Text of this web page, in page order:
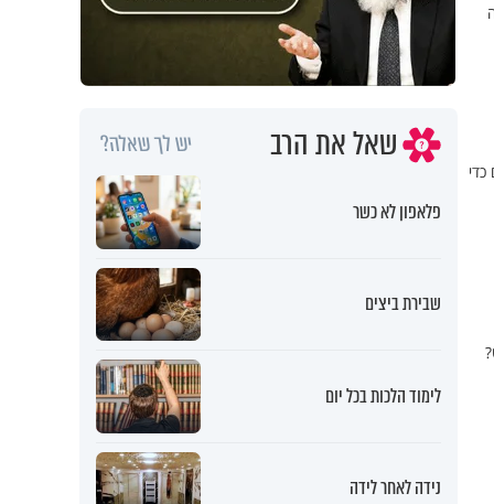
שאל את הרב יש לך שאלה?
פלאפון לא כשר
שבירת ביצים
לימוד הלכות בכל יום
נידה לאחר לידה